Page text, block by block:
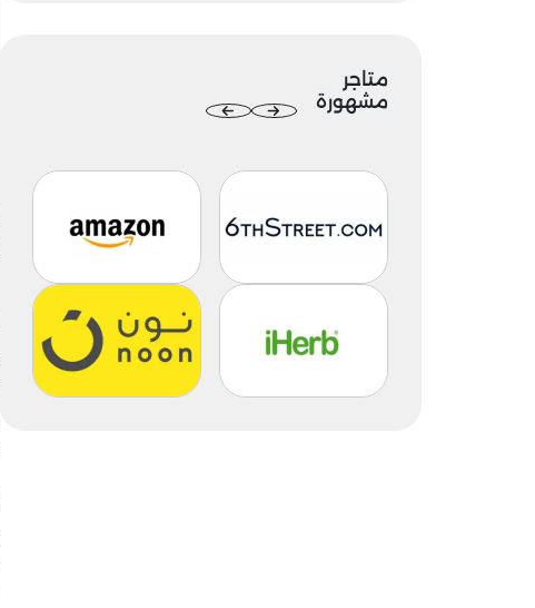
متاجر
مشهورة